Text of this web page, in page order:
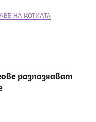
НА КОТКАТА
разпознават